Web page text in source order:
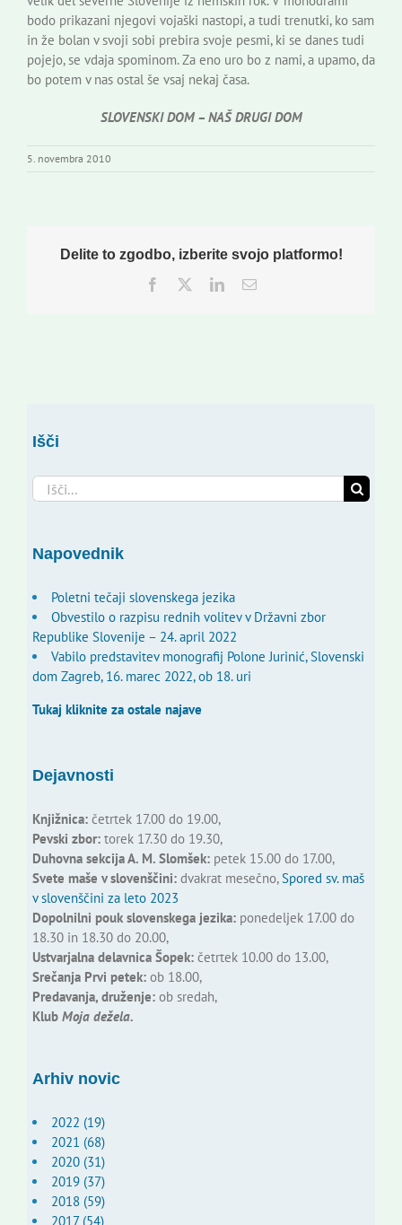
bodo prikazani njegovi vojaški nastopi, a tudi trenutki, ko sam
in že bolan v svoji sobi prebira svoje pesmi, ki se danes tudi
pojejo, se vdaja spominom. Za eno uro bo z nami, a upamo, da
bo potem v nas ostal še vsaj nekaj časa.
SLOVENSKI DOM – NAŠ DRUGI DOM
5. novembra 2010
Delite to zgodbo, izberite svojo platformo!
Facebook
TwitterLinkedInEmail
Išči
Search
for:
Napovednik
Poletni tečaji slovenskega jezika
Obvestilo o razpisu rednih volitev v Državni zbor
Republike Slovenije – 24. april 2022
Vabilo predstavitev monografij Polone Jurinić, Slovenski
dom Zagreb, 16. marec 2022, ob 18. uri
Tukaj kliknite za ostale najave
Dejavnosti
Knjižnica:četrtek 17.00 do 19.00,
Pevski zbor:torek 17.30 do 19.30,
Duhovna sekcija A. M. Slomšek:petek 15.00 do 17.00,
Svete maše v slovenščini:dvakrat mesečno,Spored sv. maš
v slovenščini za leto 2023
Dopolnilni pouk slovenskega jezika:ponedeljek 17.00 do
18.30 in 18.30 do 20.00,
Ustvarjalna delavnica Šopek:četrtek 10.00 do 13.00,
Srečanja Prvi petek:ob 18.00,
Predavanja, druženje:ob sredah,
Klub Moja dežela.
Arhiv novic
2022 (19)
2021 (68)
2020 (31)
2019 (37)
2018 (59)
2017 (54)